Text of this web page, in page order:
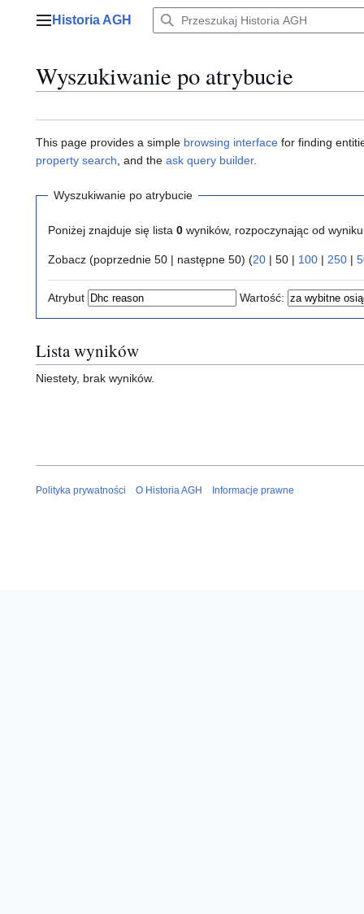
Menu główne
Historia AGH
Wyszukiwanie po atrybucie
This page provides a simple browsing interface for finding
property search , and the ask query builder.
Wyszukiwanie po atrybucie
Poniżej znajduje się lista 0 wyników, rozpoczynając od
Zobacz (poprzednie 50 | następne 50) (20 | 50 | 100 | 250 |
Atrybut Wartość:
Lista wyników
Niestety, brak wyników.
Polityka prywatności O Historia AGH Informacje prawne